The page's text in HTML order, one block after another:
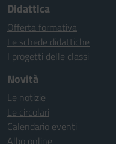
Didattica
Offerta formativa
Le schede didattiche
I progetti delle classi
Novità
Le notizie
Le circolari
Calendario eventi
Albo online